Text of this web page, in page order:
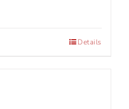
Details